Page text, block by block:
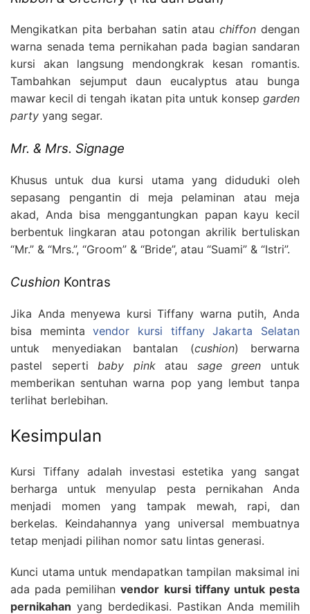
Mengikatkan pita berbahan satin atau chiffondengan
warna senada tema pernikahan pada bagian sandaran
kursi akan langsung mendongkrak kesan romantis.
Tambahkan sejumput daun eucalyptus atau bunga
mawar kecil di tengah ikatan pita untuk konsep garden
party yang segar.
Mr. & Mrs. Signage
Khusus untuk dua kursi utama yang diduduki oleh
sepasang pengantin di meja pelaminan atau meja
akad, Anda bisa menggantungkan papan kayu kecil
berbentuk lingkaran atau potongan akrilik bertuliskan
“Mr.” & “Mrs.”, “Groom” & “Bride”, atau “Suami” & “Istri”.
Cushion Kontras
Jika Anda menyewa kursi Tiffany warna putih, Anda
bisa memintavendor kursi tiffany Jakarta Selatan
untuk menyediakan bantalan (cushion) berwarna
pastel seperti baby pinkatau sage green untuk
memberikan sentuhan warna pop yang lembut tanpa
terlihat berlebihan.
Kesimpulan
Kursi Tiffany adalah investasi estetika yang sangat
berharga untuk menyulap pesta pernikahan Anda
menjadi momen yang tampak mewah, rapi, dan
berkelas. Keindahannya yang universal membuatnya
tetap menjadi pilihan nomor satu lintas generasi.
Kunci utama untuk mendapatkan tampilan maksimal ini
ada pada pemilihanvendor kursi tiffany untuk pesta
pernikahan yang berdedikasi. Pastikan Anda memilih